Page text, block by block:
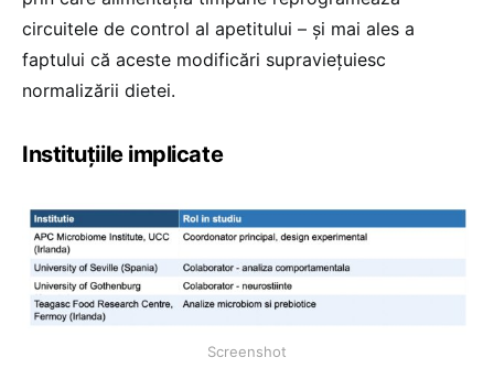
circuitele de control al apetitului – și mai ales a
faptului că aceste modificări supraviețuiesc
normalizării dietei.
Instituțiile implicate
Screenshot